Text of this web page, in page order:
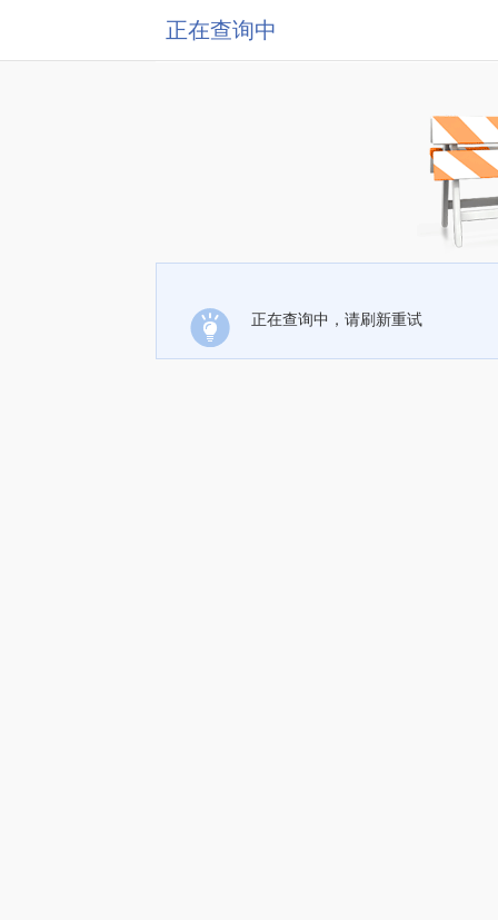
正在查询中
正在查询中，请刷新重试